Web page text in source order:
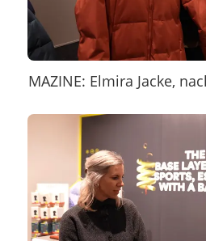
MAZINE: Elmira Jacke,